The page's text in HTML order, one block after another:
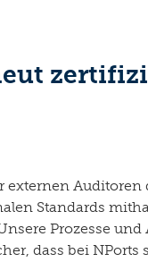
Auditoren
Standards
Prozesse
dass bei